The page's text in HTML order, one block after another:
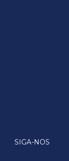
SIGA-NOS